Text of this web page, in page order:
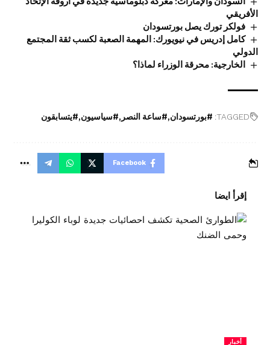
الأفريقي
فولكر تورك يصل بورتسودان
كامل إدريس في نيويورك: المهمة الصعبة لكسب ثقة المجتمع
الدولي
الخارجية: محرقة الوزراء لماذا؟
TAGGED: #بورتسودان #ساعة النصر #سياسيون #يتسابقون
Facebook
إقرأ ايضا
أخبار